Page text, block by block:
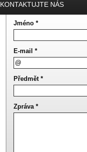
KONTAKTUJTE NÁS
Jméno *
E-mail *
Předmět *
Zpráva *